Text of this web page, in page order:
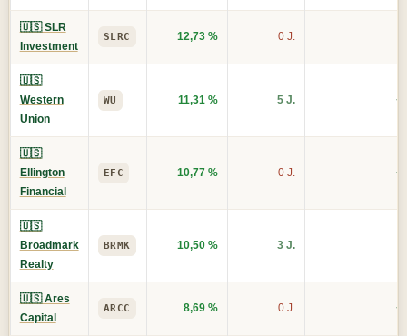
🇺🇸 SLR
Investment
SLRC 12,73 % 0 J.
🇺🇸
Western
Union
WU 11,31 % 5 J.
🇺🇸
Ellington
Financial
EFC 10,77 % 0 J.
🇺🇸
Broadmark
Realty
BRMK 10,50 % 3 J.
🇺🇸 Ares
Capital
ARCC 8,69 % 0 J.